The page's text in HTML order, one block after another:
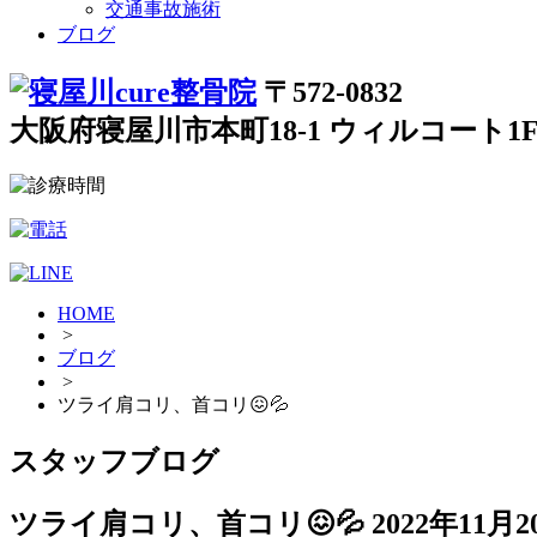
交通事故施術
ブログ
〒572-0832
大阪府寝屋川市本町18-1 ウィルコート
HOME
>
ブログ
>
ツライ肩コリ、首コリ😖💦
スタッフブログ
ツライ肩コリ、首コリ😖💦 2022年11月